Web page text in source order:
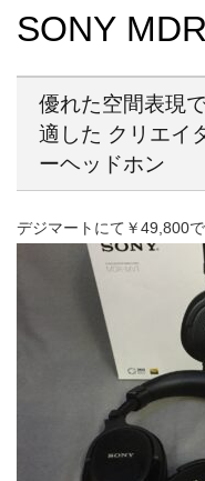
SONY
優れた空間表現
適した クリエイ
ーヘッドホン
デジマートにて￥49,800で